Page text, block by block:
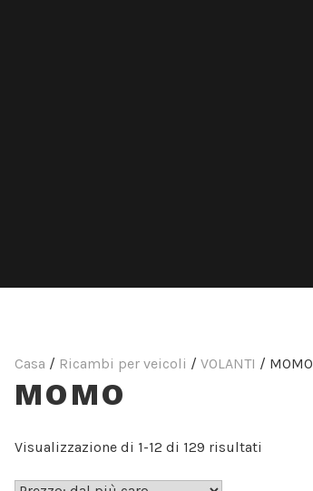
Casa / Ricambi per veicoli / VOLANTI / MOMO
MOMO
Visualizzazione di 1-12 di 129 risultati